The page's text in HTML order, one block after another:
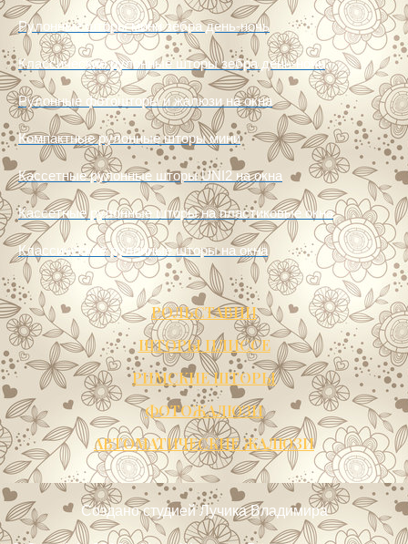
Рулонные шторы мини зебра день-ночь
Классические рулонные шторы зебра день-ночь
Рулонные фотошторы и жалюзи на окна
Компактные рулонные шторы мини
Кассетные рулонные шторы UNI2 на окна
Кассетные рулонные шторы на пластиковые окна
Классические рулонные шторы на окна
РОЛЬСТАВНИ
ШТОРЫ ПЛИССЕ
РИМСКИЕ ШТОРЫ
ФОТОЖАЛЮЗИ
АВТОМАТИЧЕСКИЕ ЖАЛЮЗИ
Созданостудией Лучика Владимира